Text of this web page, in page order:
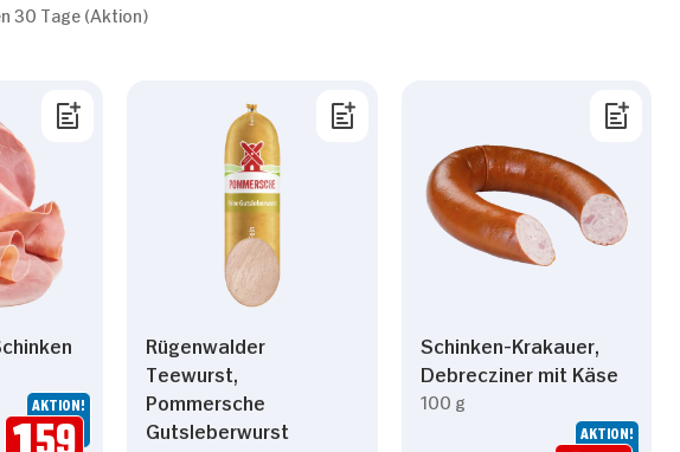
30 Tage (Aktion)
AKTION!
59
Rügenwalder
Teewurst,
Pommersche
Gutsleberwurst
Schinken-Krakauer,
Debrecziner mit Käse
100 g
AKTION!